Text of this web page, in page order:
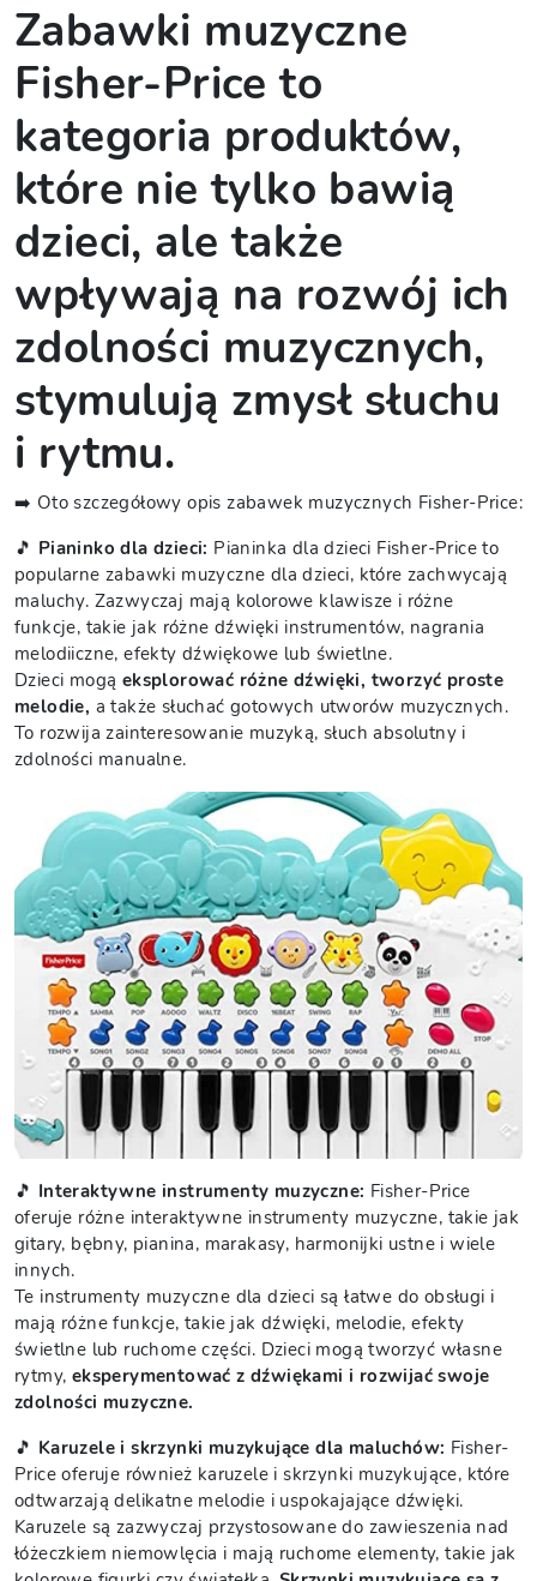
Zabawki muzyczne
Fisher-Price to
kategoria produktów,
które nie tylko bawią
dzieci, ale także
wpływają na rozwój ich
zdolności muzycznych,
stymulują zmysł słuchu
i rytmu.
➡️ Oto szczegółowy opis zabawek muzycznych Fisher-Price:
🎵 Pianinko dla dzieci: Pianinka dla dzieci Fisher-Price to
popularne zabawki muzyczne dla dzieci, które zachwycają
maluchy. Zazwyczaj mają kolorowe klawisze i różne
funkcje, takie jak różne dźwięki instrumentów, nagrania
melodiiczne, efekty dźwiękowe lub świetlne.
Dzieci mogą eksplorować różne dźwięki, tworzyć proste
melodie, a także słuchać gotowych utworów muzycznych.
To rozwija zainteresowanie muzyką, słuch absolutny i
zdolności manualne.
🎵 Interaktywne instrumenty muzyczne: Fisher-Price
oferuje różne interaktywne instrumenty muzyczne, takie jak
gitary, bębny, pianina, marakasy, harmonijki ustne i wiele
innych.
Te instrumenty muzyczne dla dzieci są łatwe do obsługi i
mają różne funkcje, takie jak dźwięki, melodie, efekty
świetlne lub ruchome części. Dzieci mogą tworzyć własne
rytmy, eksperymentować z dźwiękami i rozwijać swoje
zdolności muzyczne.
🎵 Karuzele i skrzynki muzykujące dla maluchów: Fisher-
Price oferuje również karuzele i skrzynki muzykujące, które
odtwarzają delikatne melodie i uspokajające dźwięki.
Karuzele są zazwyczaj przystosowane do zawieszenia nad
łóżeczkiem niemowlęcia i mają ruchome elementy, takie jak